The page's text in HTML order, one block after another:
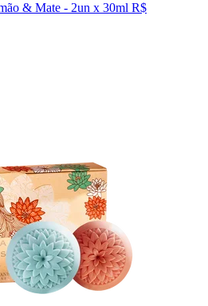
& Mate - 2un x 30ml R$